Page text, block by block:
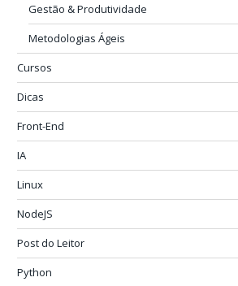
Gestão & Produtividade
Metodologias Ágeis
Cursos
Dicas
Front-End
IA
Linux
NodeJS
Post do Leitor
Python